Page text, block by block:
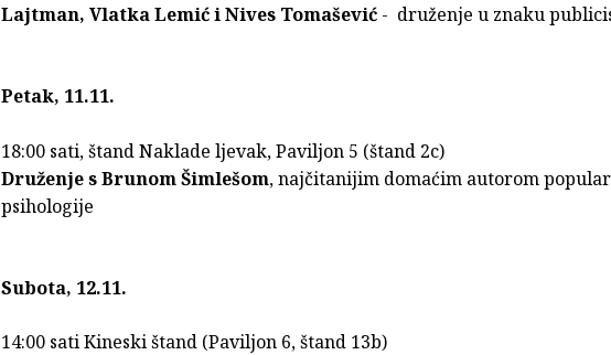
Lajtman, Vlatka Lemić i Nives Tomašević - druženje u znaku
Petak, 11.11.
18:00 sati, štand Naklade ljevak, Paviljon 5 (štand 2c)
Druženje s Brunom Šimlešom, najčitanijim domaćim autorom
psihologije
Subota, 12.11.
14:00 sati Kineski štand (Paviljon 6, štand 13b)